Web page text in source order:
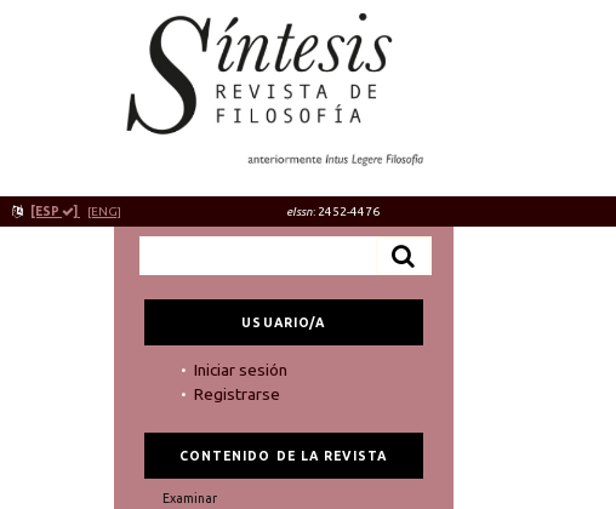
[ESP ] [ENG] eIssn: 2452-4476
USUARIO/A
Iniciar sesión
Registrarse
CONTENIDO DE LA REVISTA
Examinar